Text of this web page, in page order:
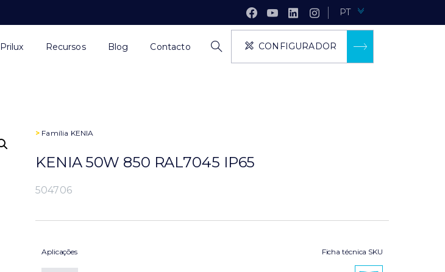
PT
Prilux Recursos Blog Contacto CONFIGURADOR
> Família KENIA
KENIA 50W 850 RAL7045 IP65
504706
Aplicações Ficha técnica SKU